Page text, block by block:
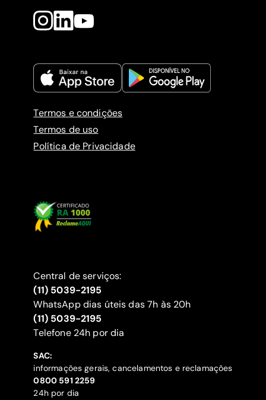
Termos e condições
Termos de uso
Política de Privacidade
Central de serviços:
(11) 5039-2195
WhatsApp dias úteis das 7h às 20h
(11) 5039-2195
‍Telefone 24h por dia
SAC:
informações gerais, cancelamentos e reclamações
‍0800 591 2259
24h por dia